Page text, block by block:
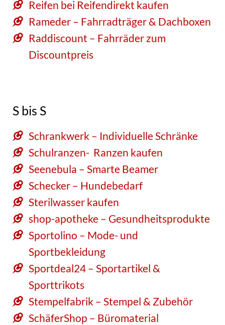
Reifen bei Reifendirekt kaufen
Rameder – Fahrradträger & Dachboxen
Raddiscount – Fahrräder zum
Discountpreis
S bis S
Schrankwerk – Individuelle Schränke
Schulranzen- Ranzen kaufen
Seenebula – Smarte Beamer
Schecker – Hundebedarf
Sterilwasser kaufen
shop-apotheke – Gesundheitsprodukte
Sportolino – Mode- und
Sportbekleidung
Sportdeal24 – Sportartikel &
Sporttrikots
Stempelfabrik – Stempel & Zubehör
SchäferShop – Büromaterial